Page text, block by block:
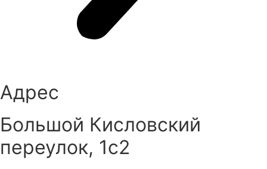
Адрес
Большой Кисловский
переулок, 1с2